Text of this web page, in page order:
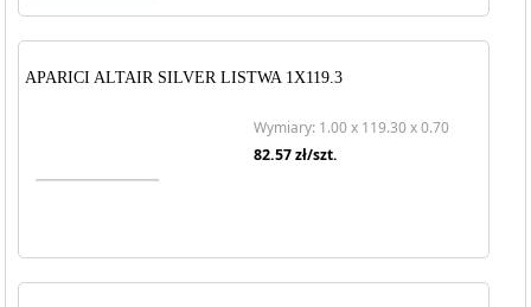
APARICI ALTAIR SILVER LISTWA 1X119.3
Wymiary: 1.00 x 119.30 x 0.70
82.57zł/szt.